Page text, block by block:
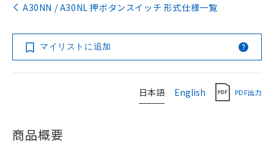
A30NN / A30NL 押ボタンスイッチ 形式仕様一覧
マイリストに追加
日本語 English PDF出力
商品概要